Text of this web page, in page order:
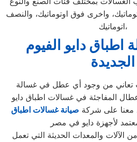
واخرى فوق اوتوماتيك، والنصف
اتوماتيك،
اطباق دايو الفيوم
الجديدة
تعاني من وجود أي عطل في غسالة
المفاجئة في غسالات اطباق دايو
معنا على شركة صيانة غسالات اطباق
الآلات والمعدات الحديثة التي تعمل